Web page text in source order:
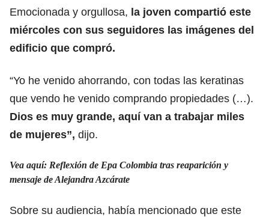
Emocionada y orgullosa, la joven compartió este
miércoles con sus seguidores las imágenes del
edificio que compró.
“Yo he venido ahorrando, con todas las keratinas
que vendo he venido comprando propiedades (…).
Dios es muy grande, aquí van a trabajar miles
de mujeres”, dijo.
Vea aquí: Reflexión de Epa Colombia tras reaparición y
mensaje de Alejandra Azcárate
Sobre su audiencia, había mencionado que este